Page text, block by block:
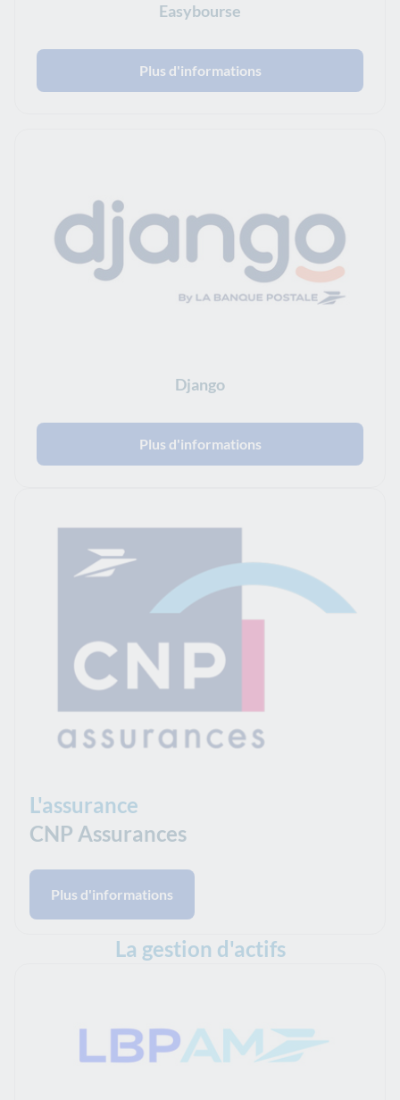
Easybourse
Plus d'informations
Django
Plus d'informations
L'assurance
CNP Assurances
Plus d'informations
La gestion d'actifs